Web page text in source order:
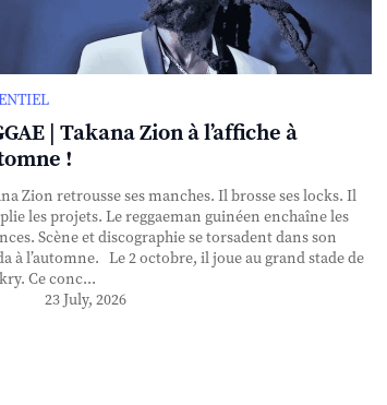
| Takana Zion à l’affiche à
!
Zion retrousse ses manches. Il brosse ses locks. Il
les projets. Le reggaeman guinéen enchaîne les
Scène et discographie se torsadent dans son
à l’automne. Le 2 octobre, il joue au grand stade de
Ce conc...
23 July, 2026